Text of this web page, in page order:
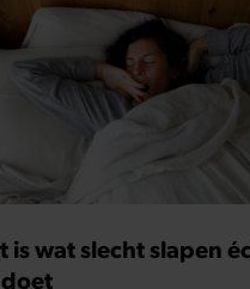
is wat slecht slapen